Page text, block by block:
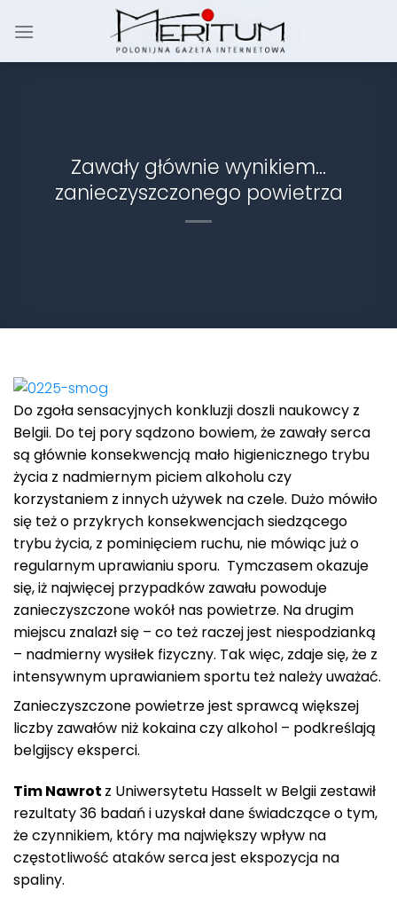
Zawały głównie wynikiem…
zanieczyszczonego powietrza
Do zgoła sensacyjnych konkluzji doszli naukowcy z
Belgii. Do tej pory sądzono bowiem, że zawały serca
są głównie konsekwencją mało higienicznego trybu
życia z nadmiernym piciem alkoholu czy
korzystaniem z innych używek na czele. Dużo mówiło
się też o przykrych konsekwencjach siedzącego
trybu życia, z pominięciem ruchu, nie mówiąc już o
regularnym uprawianiu sporu. Tymczasem okazuje
się, iż najwięcej przypadków zawału powoduje
zanieczyszczone wokół nas powietrze. Na drugim
miejscu znalazł się – co też raczej jest niespodzianką
– nadmierny wysiłek fizyczny. Tak więc, zdaje się, że z
intensywnym uprawianiem sportu też należy uważać.
Zanieczyszczone powietrze jest sprawcą większej
liczby zawałów niż kokaina czy alkohol – podkreślają
belgijscy eksperci.
Tim Nawrot z Uniwersytetu Hasselt w Belgii zestawił
rezultaty 36 badań i uzyskał dane świadczące o tym,
że czynnikiem, który ma największy wpływ na
częstotliwość ataków serca jest ekspozycja na
spaliny.